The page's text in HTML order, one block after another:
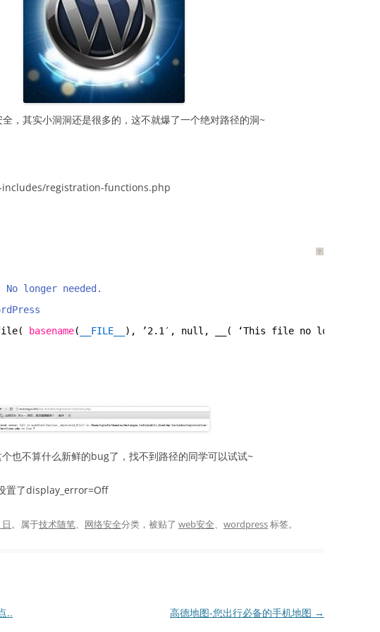
，其实小洞洞还是很多的，这不就爆了一个绝对路径的洞~
registration-functions.php
?
longer needed.
basename( __FILE__
), ’2.1′, null, __( ‘This file no longer
也不算什么新鲜的bug了，找不到路径的同学可以试试~
置了display_error=Off
。属于技术随笔、 网络安全分类，被贴了 web安全、 wordpress标签。
.. 高德地图-您出行必备的手机地图 →